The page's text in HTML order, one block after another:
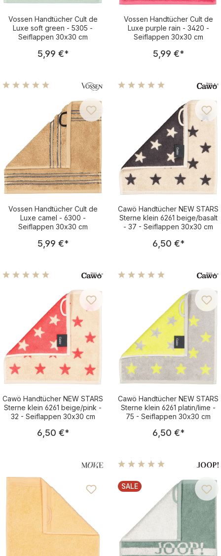
Vossen Handtücher Cult de
Luxe soft green - 5305 -
Seiflappen 30x30 cm
Regulärer Preis:
5,99 €*
Vossen Handtücher Cult de
Luxe purple rain - 3420 -
Seiflappen 30x30 cm
Regulärer
5,99 €*
Vossen Handtücher Cult de
Luxe camel - 6300 -
Seiflappen 30x30 cm
Regulärer Preis:
5,99 €*
Cawö Handtücher NEW STARS
Sterne klein 6261 beige/basalt
- 37 - Seiflappen 30x30 cm
Regulärer
6,50 €*
Cawö Handtücher NEW STARS
Sterne klein 6261 beige/pink -
32 - Seiflappen 30x30 cm
Regulärer Preis:
6,50 €*
Cawö Handtücher NEW STARS
Sterne klein 6261 platin/lime -
75 - Seiflappen 30x30 cm
Regulärer
6,50 €*
RABATT
SALE